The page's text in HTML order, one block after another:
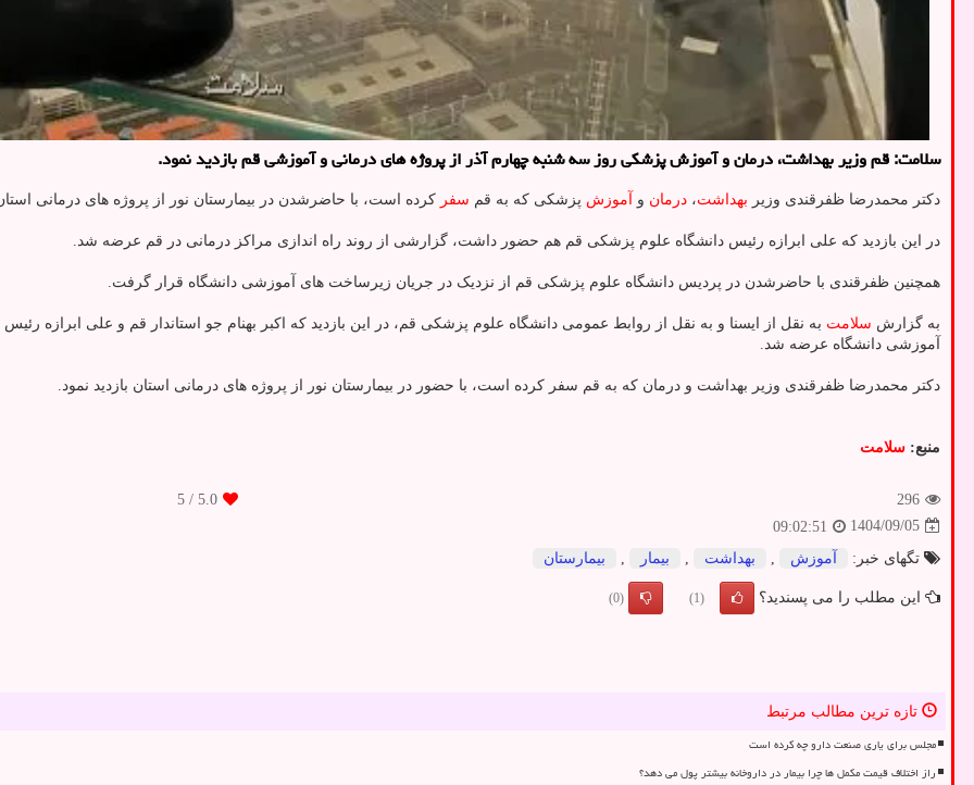
سلامت: قم وزیر بهداشت، درمان و آموزش پزشکی روز سه شنبه چهارم آذر از پروژه های درمانی و آموزشی قم بازدید نمود.
دکتر محمدرضا ظفرقندی وزیر بهداشت، درمان و آموزش پزشکی که به قم سفر کرده است، با حاضرشدن در بیمارستان نور از پروژه های درمانی
در این بازدید که علی ابرازه رئیس دانشگاه علوم پزشکی قم هم حضور داشت، گزارشی از روند راه اندازی مراکز درمانی در قم عرضه شد.
همچنین ظفرقندی با حاضرشدن در پردیس دانشگاه علوم پزشکی قم از نزدیک در جریان زیرساخت های آموزشی دانشگاه قرار گرفت.
به گزارش سلامت به نقل از ایسنا و به نقل از روابط عمومی دانشگاه علوم پزشکی قم، در این بازدید که اکبر بهنام جو استاندار قم و علی
آموزشی دانشگاه عرضه شد.
دکتر محمدرضا ظفرقندی وزیر بهداشت و درمان که به قم سفر کرده است، با حضور در بیمارستان نور از پروژه های درمانی استان بازدید نمود.
منبع: سلامت
296
5.0
/ 5
1404/09/05
09:02:51
تگهای خبر:
آموزش بهداشت بیمار بیمارستان
این مطلب را می پسندید؟ (1)
(0)
تازه ترین مطالب مرتبط
مجلس برای یاری صنعت دارو چه کرده است
راز اختلاف قیمت مکمل ها چرا بیمار در داروخانه بیشتر پول می دهد؟